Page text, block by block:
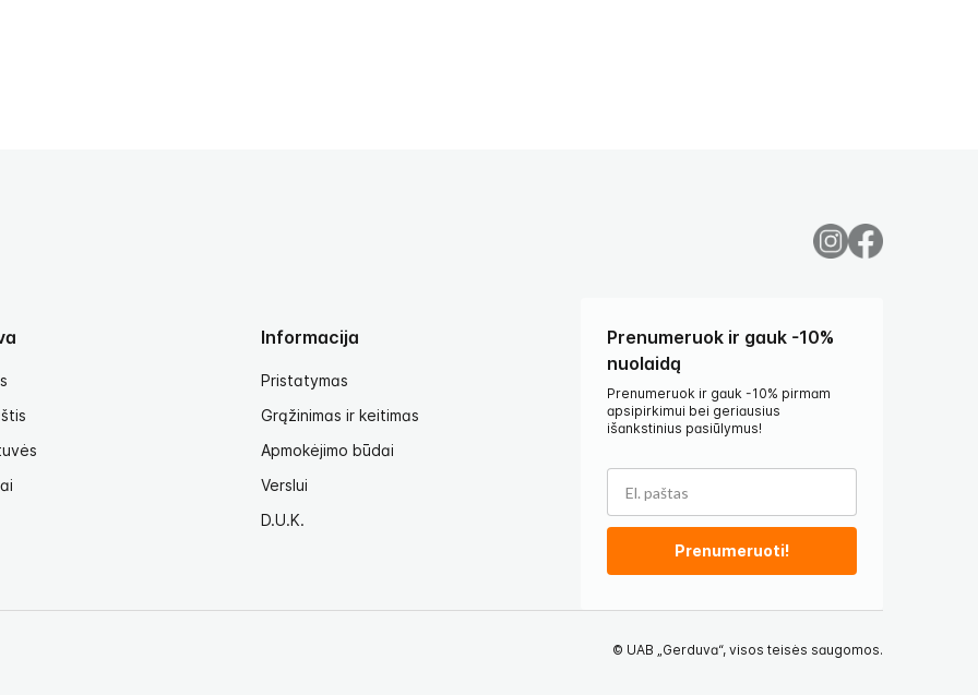
Informacija
Pristatymas
Grąžinimas ir keitimas
Apmokėjimo būdai
Verslui
D.U.K.
Prenumeruok ir gauk -10%
nuolaidą
Prenumeruok ir gauk -10% pirmam
apsipirkimui bei geriausius
išankstinius pasiūlymus!
Prenumeruoti!
© UAB „Gerduva“, visos teisės saugomos.